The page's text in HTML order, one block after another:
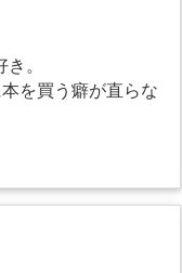
。
を買う癖が直らな